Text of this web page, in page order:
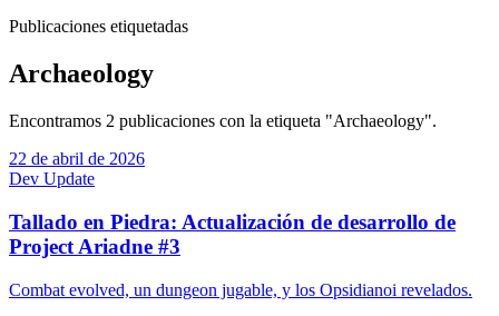
Publicaciones etiquetadas
Archaeology
Encontramos 2 publicaciones con la etiqueta "Archaeology".
22 de abril de 2026
Dev Update
Tallado en Piedra: Actualización de desarrollo de
Project Ariadne #3
Combat evolved, un dungeon jugable, y los Opsidianoi revelados.